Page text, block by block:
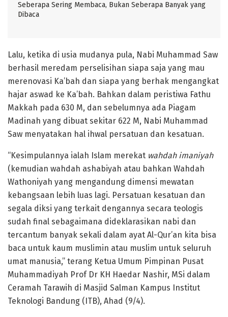
Seberapa Sering Membaca, Bukan Seberapa Banyak yang
Dibaca
Lalu, ketika di usia mudanya pula, Nabi Muhammad Saw
berhasil meredam perselisihan siapa saja yang mau
merenovasi Ka’bah dan siapa yang berhak mengangkat
hajar aswad ke Ka’bah. Bahkan dalam peristiwa Fathu
Makkah pada 630 M, dan sebelumnya ada Piagam
Madinah yang dibuat sekitar 622 M, Nabi Muhammad
Saw menyatakan hal ihwal persatuan dan kesatuan.
“Kesimpulannya ialah Islam merekat wahdah imaniyah
(kemudian wahdah ashabiyah atau bahkan Wahdah
Wathoniyah yang mengandung dimensi mewatan
kebangsaan lebih luas lagi. Persatuan kesatuan dan
segala diksi yang terkait dengannya secara teologis
sudah final sebagaimana dideklarasikan nabi dan
tercantum banyak sekali dalam ayat Al-Qur’an kita bisa
baca untuk kaum muslimin atau muslim untuk seluruh
umat manusia,” terang Ketua Umum Pimpinan Pusat
Muhammadiyah Prof Dr KH Haedar Nashir, MSi dalam
Ceramah Tarawih di Masjid Salman Kampus Institut
Teknologi Bandung (ITB), Ahad (9/4).